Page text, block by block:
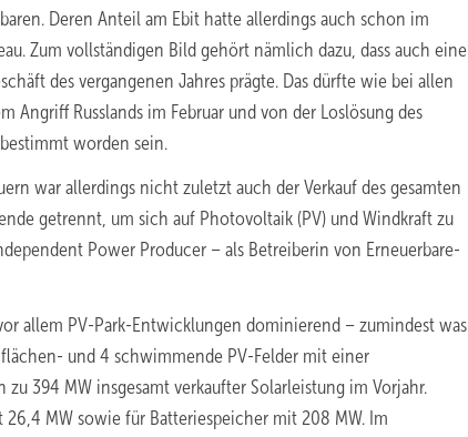
Deren Anteil am Ebit hatte allerdings auch schon im
Zum vollständigen Bild gehört nämlich dazu, dass auch eine
des vergangenen Jahres prägte. Das dürfte wie bei allen
Russlands im Februar und von der Loslösung des
worden sein.
war allerdings nicht zuletzt auch der Verkauf des gesamten
getrennt, um sich auf Photovoltaik (PV) und Windkraft zu
Power Producer – als Betreiberin von Erneuerbare-
allem PV-Park-Entwicklungen dominierend – zumindest was
und 4 schwimmende PV-Felder mit einer
394 MW insgesamt verkaufter Solarleistung im Vorjahr.
MW sowie für Batteriespeicher mit 208 MW. Im